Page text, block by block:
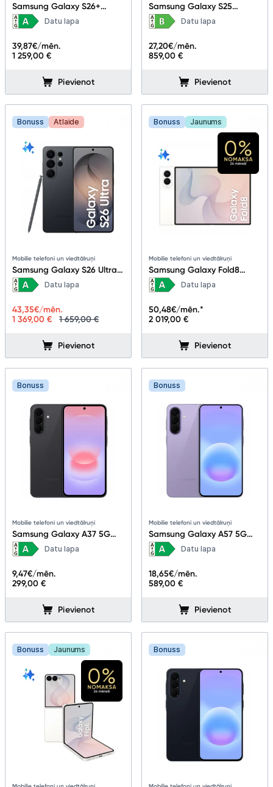
Stacionārie un bezvadu telefoni
Viedierīces
Sadzīves tehnika
Skaistumkopšana
Ražotāju atjaunota tehnika
Vēlmju saraksts
Piegāde un apmaksa
Tehnikas izvešana
Uzņēmumiem
Tet pakalpojumi
Kontakti
Informācija
Samsung Galaxy S26+
12+256GB Cobalt Violet
Datu lapa
1 259,00 €
39,87€/mēn.
Pievienot
Samsung Galaxy S25
12+128GB Icyblue
Datu lapa
859,00 €
27,20€/mēn.
Pievienot
Bonuss Atlaide
Mobilie telefoni un viedtālruņi
Samsung Galaxy S26 Ultra
5G 12+512GB Black
Datu lapa
1 369,00 € 1 659,00 €
43,35€/mēn.
Pievienot
Bonuss Jaunums
Mobilie telefoni un viedtālruņi
Samsung Galaxy Fold8
12+256GB Cream
Datu lapa
2 019,00 €
50,48€/mēn.*
Pievienot
Bonuss
Mobilie telefoni un viedtālruņi
Samsung Galaxy A37 5G
6+128GB Awesome
Charcoal
Datu lapa
299,00 €
9,47€/mēn.
Pievienot
Bonuss
Mobilie telefoni un viedtālruņi
Samsung Galaxy A57 5G
8+256GB Awesome Lilac
Datu lapa
589,00 €
18,65€/mēn.
Pievienot
Bonuss Jaunums Bonuss